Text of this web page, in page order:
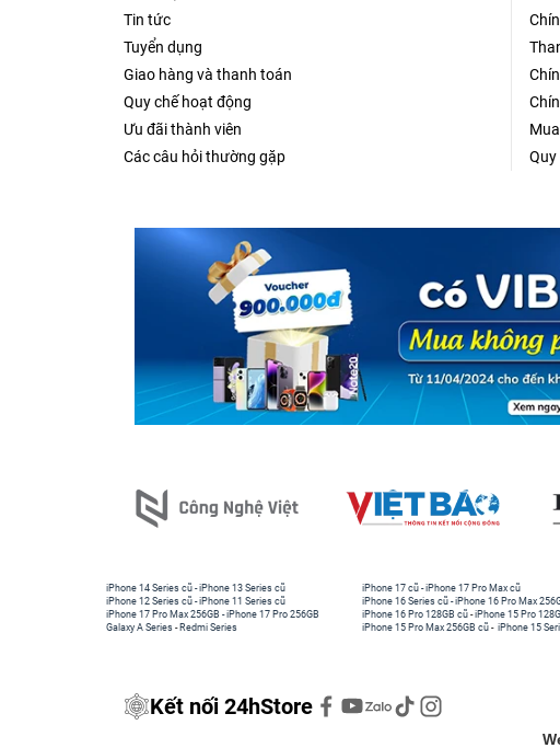
Tin tức
Tuyển dụng
Giao hàng và thanh toán
Quy chế hoạt động
Ưu đãi thành viên
Các câu hỏi thường gặp
Quy
iPhone 14 Series cũ -iPhone 13 Series cũ
iPhone 12 Series cũ -iPhone 11 Series cũ
iPhone 17 Pro Max 256GB -iPhone 17 Pro 256GB
Galaxy A Series - Redmi Series
iPhone 17 cũ -iPhone 17 Pro Max cũ
iPhone 16 Series cũ - iPhone 16 Pro Max
iPhone 16 Pro 128GB cũ -iPhone 15 Pro
iPhone 15 Pro Max 256GB cũ - iPhone 15
Kết nối 24hStore